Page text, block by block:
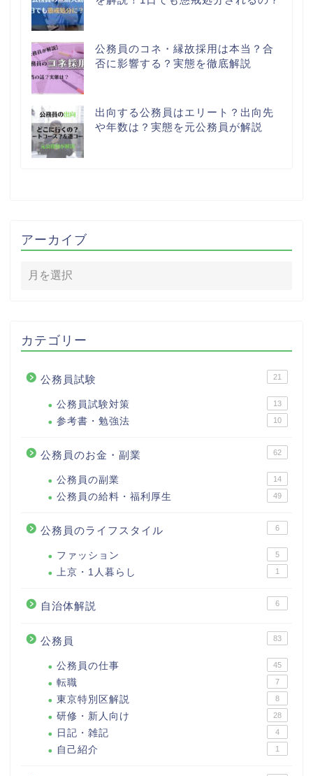
公務員のコネ・縁故採用は本当？合
否に影響する？実態を徹底解説
出向する公務員はエリート？出向先
や年数は？実態を元公務員が解説
アーカイブ
カテゴリー
公務員試験 21
公務員試験対策 13
参考書・勉強法 10
公務員のお金・副業 62
公務員の副業 14
公務員の給料・福利厚生 49
公務員のライフスタイル 6
ファッション 5
上京・1人暮らし 1
自治体解説 6
公務員 83
公務員の仕事 45
転職 7
東京特別区解説 8
研修・新人向け 28
日記・雑記 4
自己紹介 1